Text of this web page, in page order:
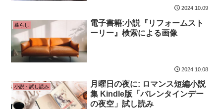
2024.10.09
暮らし
電子書籍:小説『リフォームスト
ーリー』検索による画像
2024.10.08
小説・試し読み
月曜日の夜に: ロマンス短編小説
集 Kindle版「バレンタインデー
の夜空」試し読み